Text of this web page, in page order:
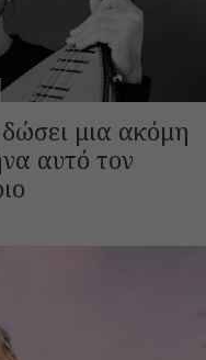
μια ακόμη
αυτό τον